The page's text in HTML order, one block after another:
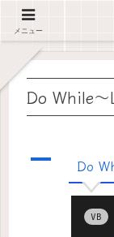
Do While～
A Do
VB
メニュー